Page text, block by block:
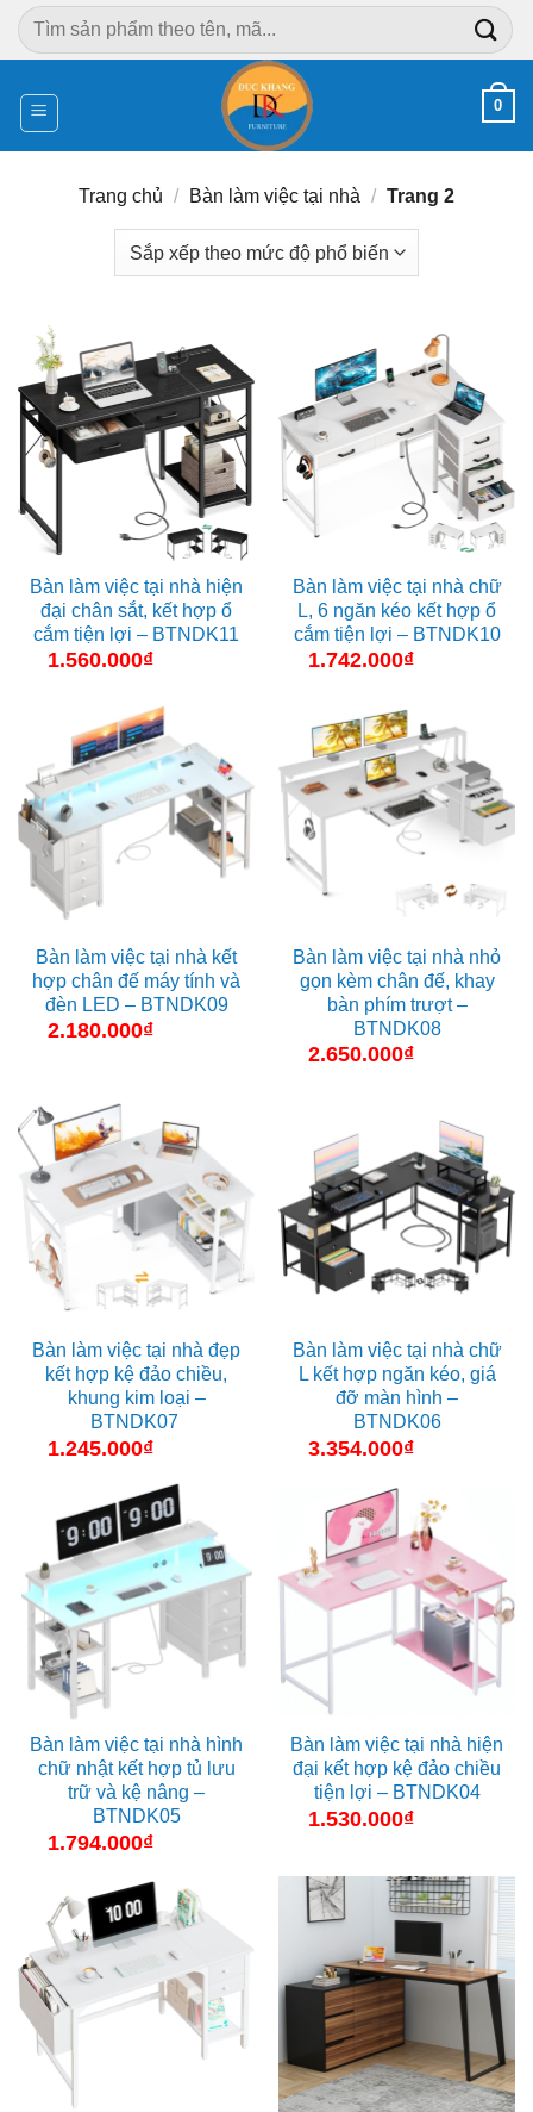
Chuyển
đến
dung
Tìm
kiếm:
0
Trang chủ / Bàn làm việc tại nhà / Trang 2
Bàn làm việc tại nhà hiện
đại chân sắt, kết hợp ổ
cắm tiện lợi – BTNDK11
1.560.000₫
Bàn làm việc tại nhà chữ
L, 6 ngăn kéo kết hợp ổ
cắm tiện lợi – BTNDK10
1.742.000₫
Bàn làm việc tại nhà kết
hợp chân đế máy tính và
đèn LED – BTNDK09
2.180.000₫
Bàn làm việc tại nhà nhỏ
gọn kèm chân đế, khay
bàn phím trượt –
BTNDK08
2.650.000₫
Bàn làm việc tại nhà đẹp
kết hợp kệ đảo chiều,
khung kim loại –
BTNDK07
1.245.000₫
Bàn làm việc tại nhà chữ
L kết hợp ngăn kéo, giá
đỡ màn hình –
BTNDK06
3.354.000₫
Bàn làm việc tại nhà hình
chữ nhật kết hợp tủ lưu
trữ và kệ nâng –
BTNDK05
1.794.000₫
Bàn làm việc tại nhà hiện
đại kết hợp kệ đảo chiều
tiện lợi – BTNDK04
1.530.000₫